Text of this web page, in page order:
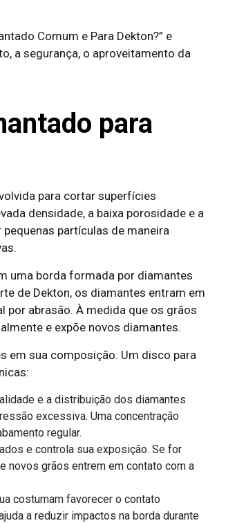
Comum e Para Dekton?” e
a segurança, o aproveitamento da
para
para cortar superfícies
densidade, a baixa porosidade e a
partículas de maneira
uma borda formada por diamantes
de Dekton, os diamantes entram em
abrasão. À medida que os grãos
e expõe novos diamantes.
em sua composição. Um disco para
e a distribuição dos diamantes
excessiva. Uma concentração
regular.
e controla sua exposição. Se for
novos grãos entrem em contato com a
costumam favorecer o contato
a reduzir impactos na borda durante